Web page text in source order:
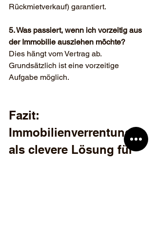
Rückmietverkauf) garantiert.
5. Was passiert, wenn ich vorzeitig aus
der Immobilie ausziehen möchte?
Dies hängt vom Vertrag ab.
Grundsätzlich ist eine vorzeitige
Aufgabe möglich.
Fazit:
Immobilienverrentung
als clevere Lösung für